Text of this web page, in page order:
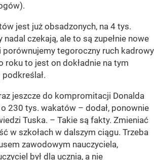
jest już obsadzonych, na 4 tys.
czekają, ale to są zupełnie nowe
porównujemy tegoroczny ruch kadrowy
roku to jest on dokładnie na tym
jeszcze do kompromitacji Donalda
230 tys. wakatów – dodał, ponownie
Tuska. – Takie są fakty. Zmieniać
w szkołach w dalszym ciągu. Trzeba
zawodowym nauczyciela,
był dla ucznia, a nie